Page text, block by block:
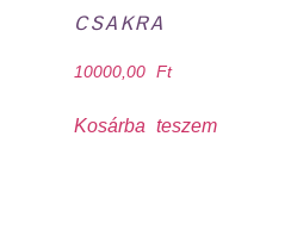
CSAKRA
10000,00Ft
Kosárba teszem